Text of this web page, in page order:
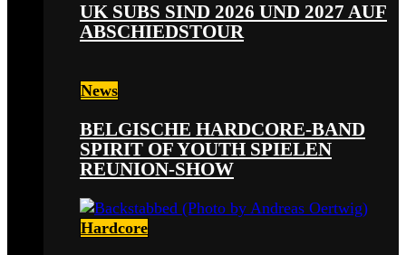
UK SUBS SIND 2026 UND 2027 AUF
ABSCHIEDSTOUR
News
BELGISCHE HARDCORE-BAND
SPIRIT OF YOUTH SPIELEN
REUNION-SHOW
Hardcore